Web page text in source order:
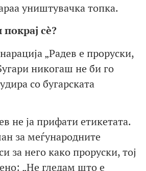
уништувачка топка.
сè?
„Радев е проруски,
никогаш не би го
со бугарската
не ја прифати етикетата.
за меѓународните
за него како проруски, тој
„Не гледам што е